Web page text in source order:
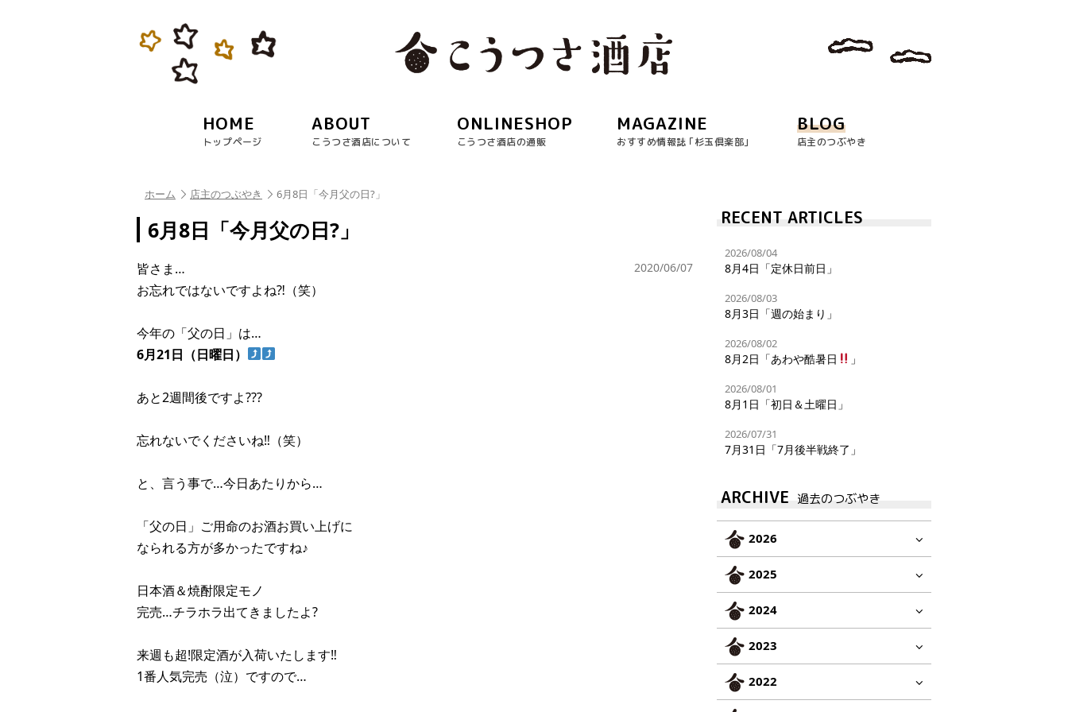
HOME
トップページ
ABOUT
こうつさ酒店について
ONLINESHOP
こうつさ酒店の通販
MAGAZINE
おすすめ情報誌 ｢杉玉倶楽部｣
BLOG
店主のつぶやき
ホーム 店主のつぶやき 6月8日「今月父の日?」
6月8日「今月父の日?」
2020/06/07
皆さま…
お忘れではないですよね⁈（笑）
今年の「父の日」は…
6月21日（日曜日）
あと2週間後ですよ???
忘れないでくださいね‼︎（笑）
と、言う事で…今日あたりから…
「父の日」ご用命のお酒お買い上げに
なられる方が多かったですね♪
日本酒＆焼酎限定モノ
完売…チラホラ出てきましたよ?
来週も超!限定酒が入荷いたします‼︎
1番人気完売（泣）ですので…
RECENT ARTICLES
2026/08/04
8月4日「定休日前日」
2026/08/03
8月3日「週の始まり」
2026/08/02
8月2日「あわや酷暑日 」
2026/08/01
8月1日「初日＆土曜日」
2026/07/31
7月31日「7月後半戦終了」
ARCHIVE 過去のつぶやき
2026
2025
2024
2023
2022